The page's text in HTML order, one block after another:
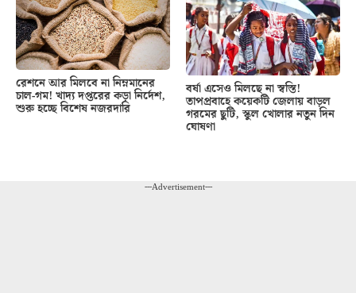
রেশনে আর মিলবে না নিম্নমানের
চাল-গম! খাদ্য দপ্তরের কড়া নির্দেশ,
শুরু হচ্ছে বিশেষ নজরদারি
বর্ষা এসেও মিলছে না স্বস্তি!
তাপপ্রবাহে কয়েকটি জেলায় বাড়ল
গরমের ছুটি, স্কুল খোলার নতুন দিন
ঘোষণা
---Advertisement---